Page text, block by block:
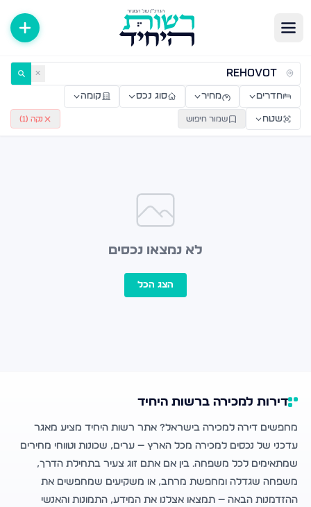
דירות למכירה ולהשכרה — רשות היחיד ✕
חדרים מחיר סוג נכס קומה
שטח שמור חיפוש נקה ( 1
)
לא נמצאו נכסים
הצג הכל
דירות למכירה ברשות היחיד
מחפשים דירה למכירה בישראל? אתר רשות היחיד מציע מאגר
עדכני של נכסים למכירה מכל הארץ — ערים, שכונות וטווחי מחירים
שמתאימים לכל משפחה. בין אם אתם זוג צעיר בתחילת הדרך,
משפחה שגדלה ומחפשת מרחב, או משקיעים שמחפשים את
ההזדמנות הבאה — תמצאו אצלנו את המידע, התמונות והאנשי